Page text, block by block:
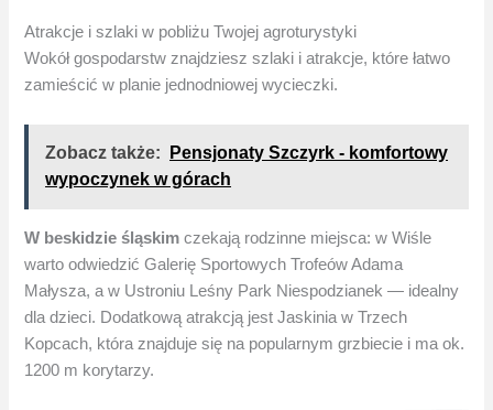
Atrakcje i szlaki w pobliżu Twojej agroturystyki
Wokół gospodarstw znajdziesz szlaki i atrakcje, które łatwo
zamieścić w planie jednodniowej wycieczki.
Zobacz także:
Pensjonaty Szczyrk - komfortowy
wypoczynek w górach
W beskidzie śląskim czekają rodzinne miejsca: w Wiśle
warto odwiedzić Galerię Sportowych Trofeów Adama
Małysza, a w Ustroniu Leśny Park Niespodzianek — idealny
dla dzieci. Dodatkową atrakcją jest Jaskinia w Trzech
Kopcach, która znajduje się na popularnym grzbiecie i ma ok.
1200 m korytarzy.